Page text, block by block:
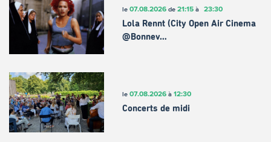
le 07.08.2026de 21:15à 23:30
Lola Rennt (City Open Air Cinema
@Bonnev…
le 07.08.2026à 12:30
Concerts de midi